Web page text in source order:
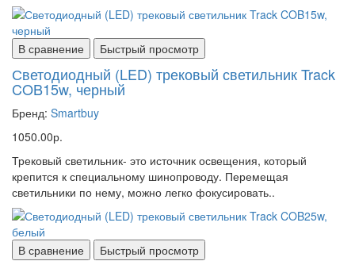
В сравнение Быстрый просмотр
Светодиодный (LED) трековый светильник Track
COB15w, черный
Бренд: Smartbuy
1050.00р.
Трековый светильник- это источник освещения, который
крепится к специальному шинопроводу. Перемещая
светильники по нему, можно легко фокусировать..
В сравнение Быстрый просмотр